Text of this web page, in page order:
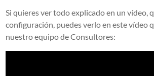
Si quieres ver todo explicado en un vídeo,
configuración, puedes verlo en este vídeo
nuestro equipo de Consultores: